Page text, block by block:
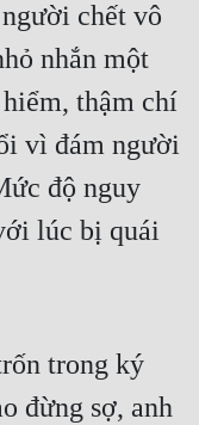
chết vô
nhắn một
thậm chí
vì đám người
độ nguy
lúc bị quái
trong ký
đừng sợ, anh